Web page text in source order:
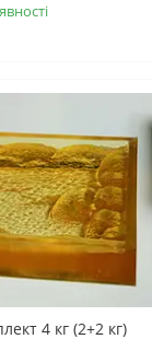
4 кг (2+2 кг)